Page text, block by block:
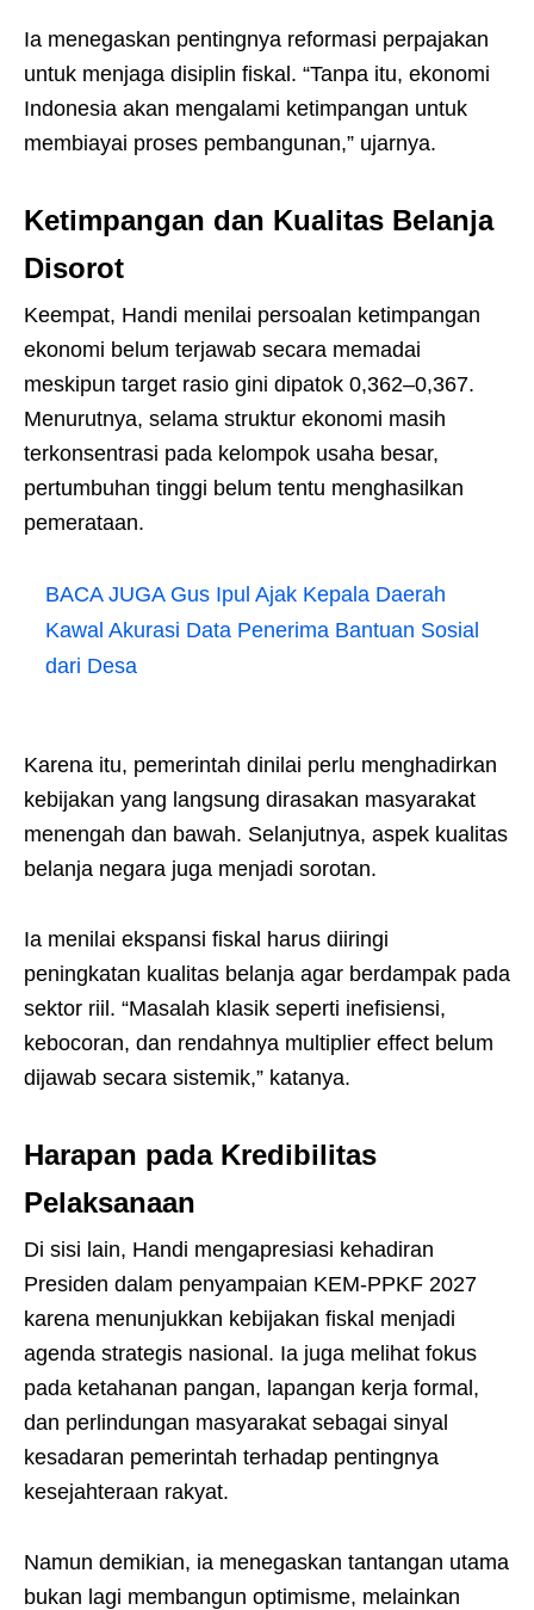
Ia menegaskan pentingnya reformasi perpajakan
untuk menjaga disiplin fiskal. “Tanpa itu, ekonomi
Indonesia akan mengalami ketimpangan untuk
membiayai proses pembangunan,” ujarnya.
Ketimpangan dan Kualitas Belanja
Disorot
Keempat, Handi menilai persoalan ketimpangan
ekonomi belum terjawab secara memadai
meskipun target rasio gini dipatok 0,362–0,367.
Menurutnya, selama struktur ekonomi masih
terkonsentrasi pada kelompok usaha besar,
pertumbuhan tinggi belum tentu menghasilkan
pemerataan.
BACA JUGA Gus Ipul Ajak Kepala Daerah
Kawal Akurasi Data Penerima Bantuan Sosial
dari Desa
Karena itu, pemerintah dinilai perlu menghadirkan
kebijakan yang langsung dirasakan masyarakat
menengah dan bawah. Selanjutnya, aspek kualitas
belanja negara juga menjadi sorotan.
Ia menilai ekspansi fiskal harus diiringi
peningkatan kualitas belanja agar berdampak pada
sektor riil. “Masalah klasik seperti inefisiensi,
kebocoran, dan rendahnya multiplier effect belum
dijawab secara sistemik,” katanya.
Harapan pada Kredibilitas
Pelaksanaan
Di sisi lain, Handi mengapresiasi kehadiran
Presiden dalam penyampaian KEM-PPKF 2027
karena menunjukkan kebijakan fiskal menjadi
agenda strategis nasional. Ia juga melihat fokus
pada ketahanan pangan, lapangan kerja formal,
dan perlindungan masyarakat sebagai sinyal
kesadaran pemerintah terhadap pentingnya
kesejahteraan rakyat.
Namun demikian, ia menegaskan tantangan utama
bukan lagi membangun optimisme, melainkan